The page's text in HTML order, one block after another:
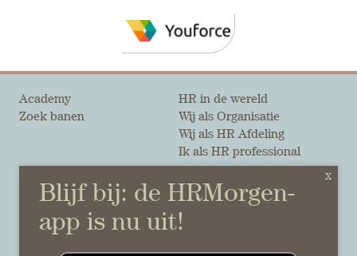
Academy
Zoek banen
HR in de wereld
Wij als Organisatie
Wij als HR Afdeling
Ik als HR professional
Onze auteurs
Onze partners
Sponsoring
Over HRMorgen